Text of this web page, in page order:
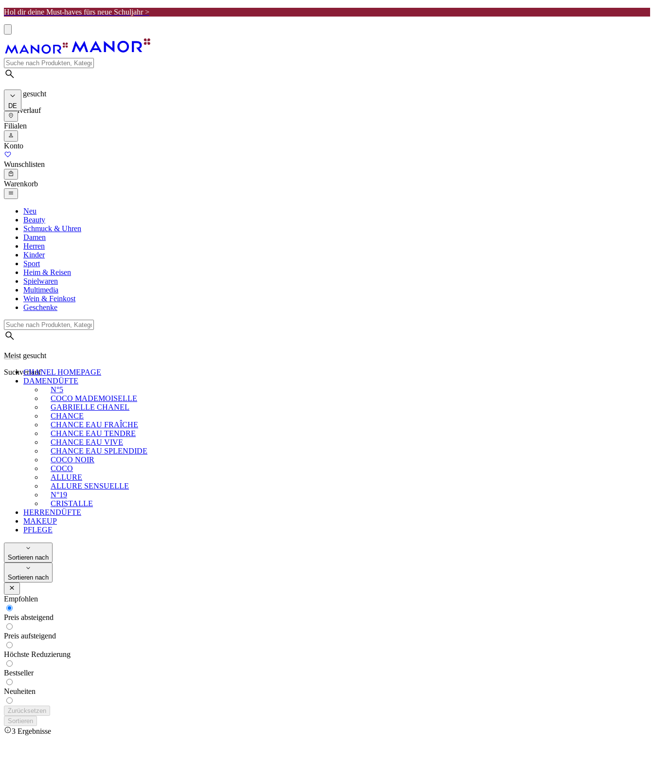
Hol dir deine Must-haves fürs neue Schuljahr >
Meist gesucht
Suchverlauf
DE
Filialen
Konto
Wunschlisten
Warenkorb
Neu
Beauty
Schmuck & Uhren
Damen
Herren
Kinder
Sport
Heim & Reisen
Spielwaren
Multimedia
Wein & Feinkost
Geschenke
Meist gesucht
SuchverlaufCHANEL HOMEPAGE
DAMENDÜFTE
N°5
COCO MADEMOISELLE
GABRIELLE CHANEL
CHANCE
CHANCE EAU FRAÎCHE
CHANCE EAU TENDRE
CHANCE EAU VIVE
CHANCE EAU SPLENDIDE
COCO NOIR
COCO
ALLURE
ALLURE SENSUELLE
N°19
CRISTALLE
HERRENDÜFTE
MAKEUP
PFLEGE
Sortieren nach
Sortieren nach
Empfohlen
Preis absteigend
Preis aufsteigend
Höchste Reduzierung
Bestseller
Neuheiten
Zurücksetzen
Sortieren
3 Ergebnisse